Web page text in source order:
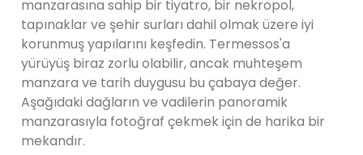
manzarasına sahip bir tiyatro, bir nekropol,
tapınaklar ve şehir surları dahil olmak üzere iyi
korunmuş yapılarını keşfedin. Termessos'a
yürüyüş biraz zorlu olabilir, ancak muhteşem
manzara ve tarih duygusu bu çabaya değer.
Aşağıdaki dağların ve vadilerin panoramik
manzarasıyla fotoğraf çekmek için de harika bir
mekandır.